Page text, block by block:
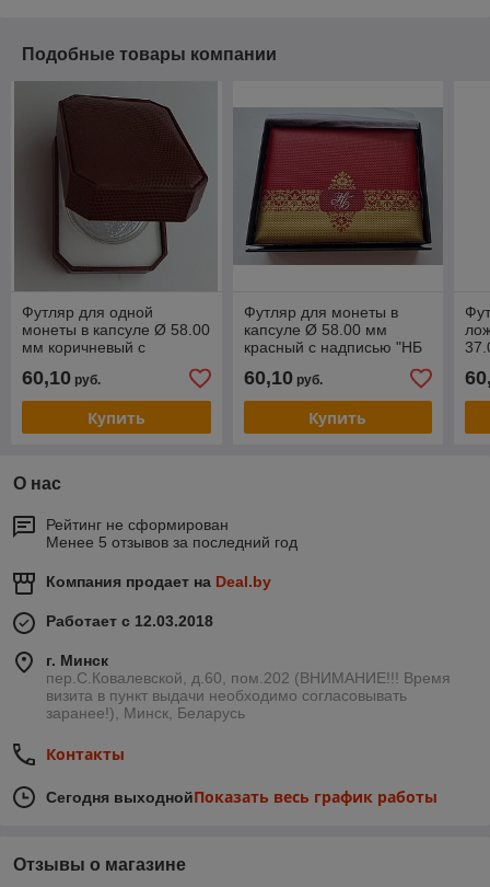
Подобные товары компании
Футляр для одной
монеты в капсуле Ø 58.00
мм коричневый с
60,10 руб.
Купить
Футляр для монеты в
капсуле Ø 58.00 мм
красный с надписью "НБ
60,10руб.
Купить
О нас
Рейтинг не сформирован
Менее 5 отзывов за последний год
Компания продает на Deal.by
Работает с 12.03.2018
г. Минск
пер.С.Ковалевской, д.60, пом.202 (ВНИМАНИЕ!!! Время
визита в пункт выдачи необходимо согласовывать
заранее!), Минск, Беларусь
Контакты
Сегодня выходнойПоказать весь график работы
Отзывы о магазине